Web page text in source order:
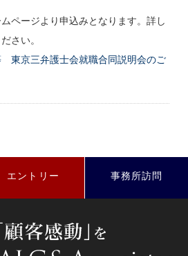
ページより申込みとなります。詳し
さい。
東京三弁護士会就職合同説明会のご